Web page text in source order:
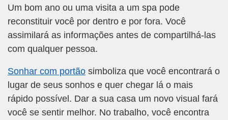
Um bom ano ou uma visita a um spa pode
reconstituir você por dentro e por fora. Você
assimilará as informações antes de compartilhá-las
com qualquer pessoa.
Sonhar com portão simboliza que você encontrará o
lugar de seus sonhos e quer chegar lá o mais
rápido possível. Dar a sua casa um novo visual fará
você se sentir melhor. No trabalho, você encontra